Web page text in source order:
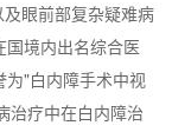
眼前部复杂疑难病
境内出名综合医
为"白内障手术中视
治疗中在白内障治